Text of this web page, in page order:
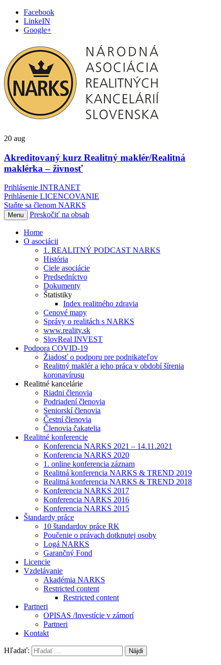
Facebook
LinkeIN
Google+
20 aug
Akreditovaný kurz Realitný maklér/Realitná
maklérka – živnosť
Prihlásenie INTRANET
Prihlásenie LICENCOVANIE
Staňte sa členom NARKS
Menu Preskočiť na obsah
Home
O asociácii
1. REALITNÝ PODCAST NARKS
História
Ciele asociácie
Predsedníctvo
Dokumenty
Štatistiky
Index realitného zdravia
Cenové mapy
Správy o realitách s NARKS
www.reality.sk
SlovReal INVEST
Podpora COVID-19
Žiadosť o podporu pre podnikateľov
Realitný maklér a jeho práca v období šírenia
koronavírusu
Realitné kancelárie
Riadni členovia
Podriadení členovia
Seniorskí členovia
Čestní členovia
Členovia čakatelia
Realitné konferencie
Konferencia NARKS 2021 – 14.11.2021
Konferencia NARKS 2020
1. online konferencia záznam
Realitná konferencia NARKS & TREND 2019
Realitná konferencia NARKS & TREND 2018
Konferencia NARKS 2017
Konferencia NARKS 2016
Konferencia NARKS 2015
Štandardy práce
10 štandardov práce RK
Poučenie o právach dotknutej osoby
Logá NARKS
Garančný Fond
Licencie
Vzdelávanie
Akadémia NARKS
Restricted content
Restricted content
Partneri
OPISAS /Investície v zámorí
Partneri
Kontakt
Hľadať: